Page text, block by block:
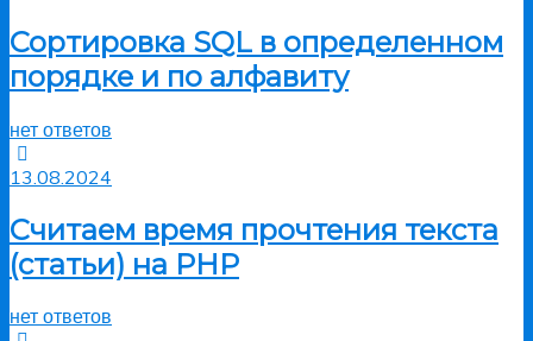
Сортировка SQL в определенном
порядке и по алфавиту
нет ответов
13.08.2024
Считаем время прочтения текста
(статьи) на PHP
нет ответов